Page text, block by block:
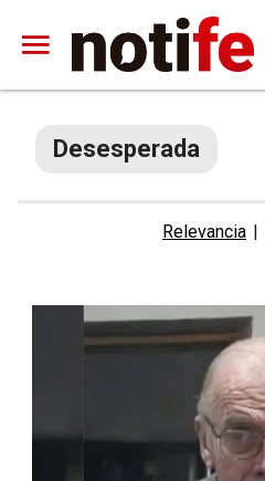
Desesperada
Relevancia |